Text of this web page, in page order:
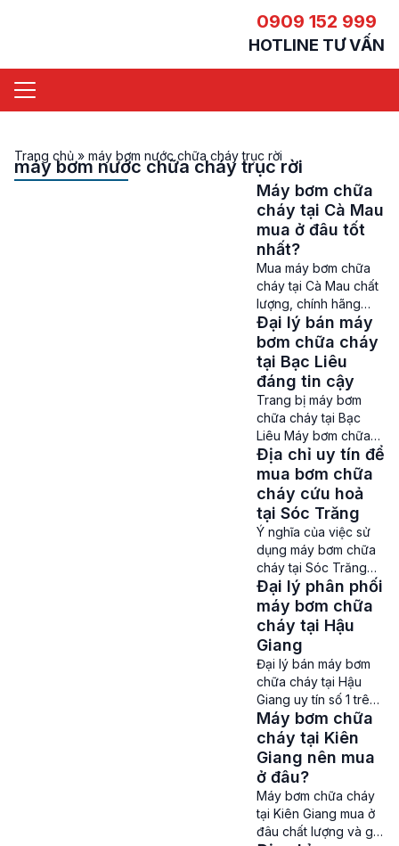
0909 152 999
HOTLINE TƯ VẤN
Trang chủ » máy bơm nước chữa cháy trục rời
máy bơm nước chữa cháy trục rời
Máy bơm chữa
cháy tại Cà Mau
mua ở đâu tốt
nhất?
Mua máy bơm chữa
cháy tại Cà Mau chất
lượng, chính hãng
Máy bơm chữa cháy
tại Cà Mau – Cháy nổ
và hoả hoạn có thể
xảy ra ở bất cứ nơi
đâu và vào bất cứ
thời điểm nào. Là một
tỉnh thành có tốc độ
phát triển nhanh
chóng nên việc trang
[…]
Đại lý bán máy
bơm chữa cháy
tại Bạc Liêu
đáng tin cậy
Trang bị máy bơm
chữa cháy tại Bạc
Liêu Máy bơm chữa
cháy tại Bạc Liêu – Để
đảm bảo an toàn
phòng cháy chữa
cháy tại Bạc Liêu,
việc trang bị hệ thống
bơm chữa cháy
chuyên nghiệp là hết
sức cần thiết. Máy
bơm chữa cháy là
thiết bị quan trọng để
cung […]
Địa chỉ uy tín để
mua bơm chữa
cháy cứu hoả
tại Sóc Trăng
Ý nghĩa của việc sử
dụng máy bơm chữa
cháy tại Sóc Trăng
Máy bơm chữa cháy
tại Sóc Trăng – Máy
bơm chữa cháy là một
phần không thể thiếu
trong các hệ thống
phòng cháy chữa
cháy ở Sóc Trăng.
Với nhiệm vụ cung
cấp nước liên tục
cùng áp lực cao để
[…]
Đại lý phân phối
máy bơm chữa
cháy tại Hậu
Giang
Đại lý bán máy bơm
chữa cháy tại Hậu
Giang uy tín số 1 trên
thị trường Máy bơm
chữa cháy tại Hậu
Giang – Đối với các
công trình xây dựng
hay những khu vực
tập trung đông người
như các khu công
nghiệp, nhà máy, nhà
Máy bơm chữa
cháy tại Kiên
Giang nên mua
ở đâu?
Máy bơm chữa cháy
tại Kiên Giang mua ở
đâu chất lượng và giá